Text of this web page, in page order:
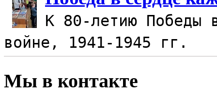
К 80-летию Победы
войне, 1941-1945 гг.
Мы в контакте